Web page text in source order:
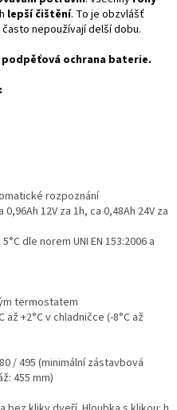
lepší čištění. To je obzvlášť
nepoužívají delší dobu.
ochrana baterie.
rozpoznání
12V za 1h, ca 0,48Ah 24V za
dle norem UNI EN 153:2006 a
termostatem
až +2°C v chladničce (-8°C až
/ 495 (minimální zástavbová
455 mm)